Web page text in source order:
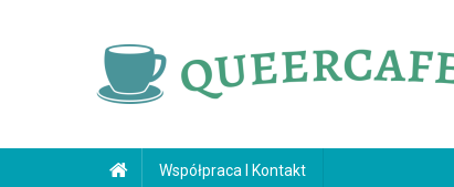
Współpraca I Kontakt